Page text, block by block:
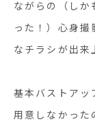
ながらの（しか
った！）心身
なチラシが出来
基本バストアッ
用意しなかった